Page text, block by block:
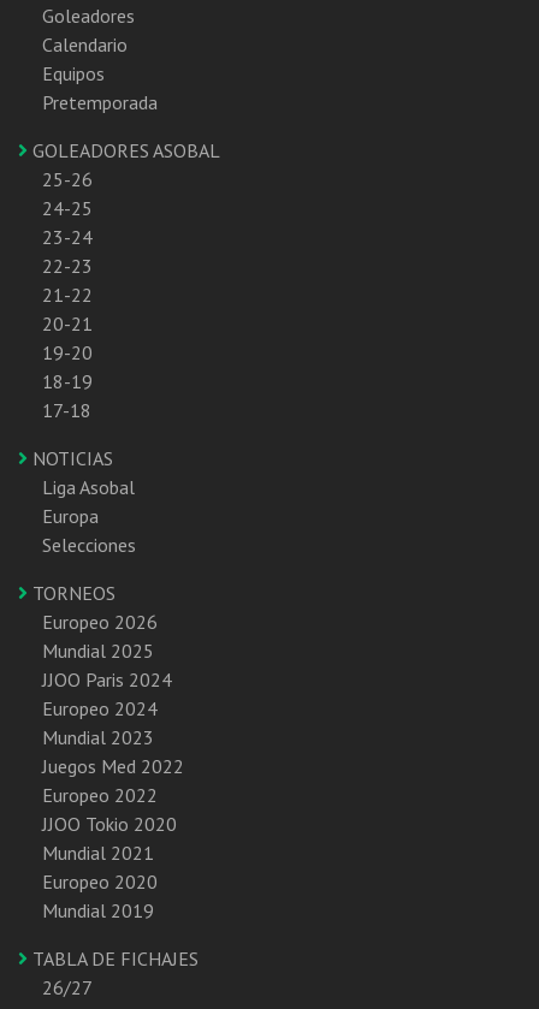
Goleadores
Calendario
Equipos
Pretemporada
GOLEADORES ASOBAL
25-26
24-25
23-24
22-23
21-22
20-21
19-20
18-19
17-18
NOTICIAS
Liga Asobal
Europa
Selecciones
TORNEOS
Europeo 2026
Mundial 2025
JJOO Paris 2024
Europeo 2024
Mundial 2023
Juegos Med 2022
Europeo 2022
JJOO Tokio 2020
Mundial 2021
Europeo 2020
Mundial 2019
TABLA DE FICHAJES
26/27